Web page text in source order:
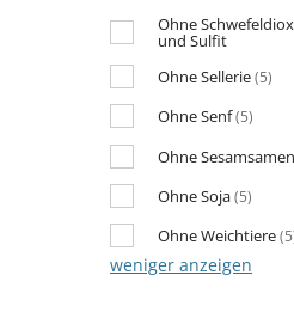
Ohne
und Sulfit
Ohne Sellerie(5)
Ohne Senf(5)
Ohne Sesamsamen
Ohne Soja(5)
Ohne Weichtiere
weniger anzeigen